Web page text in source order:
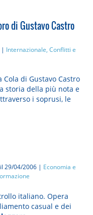
di Gustavo Castro
| Internazionale, Conflitti e
Cola di Gustavo Castro
storia della più nota e
i soprusi, le
il 29/04/2006 | Economia e
italiano. Opera
casual e dei